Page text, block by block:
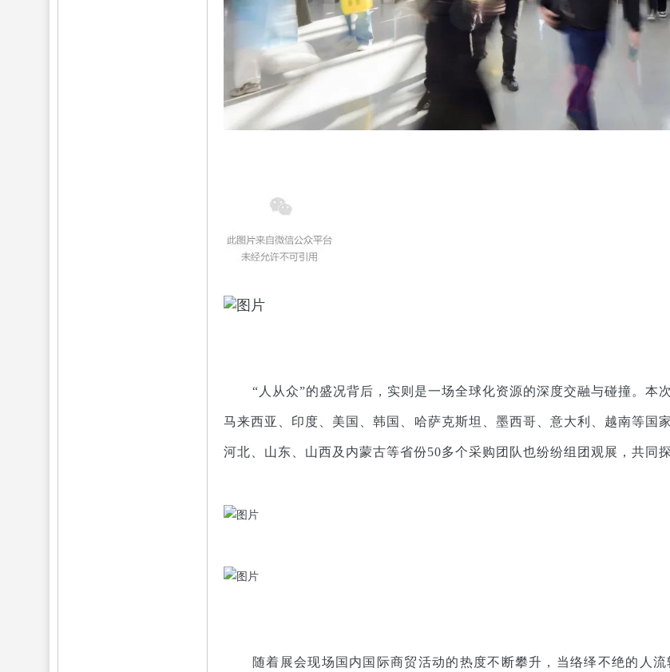
“人从众”的盛况背后，实则是一场全球化资源的深度交融与碰撞。本
马来西亚、印度、美国、韩国、哈萨克斯坦、墨西哥、意大利、越南等国
河北、山东、山西及内蒙古等省份50多个采购团队也纷纷组团观展，共同
随着展会现场国内国际商贸活动的热度不断攀升，当络绎不绝的人